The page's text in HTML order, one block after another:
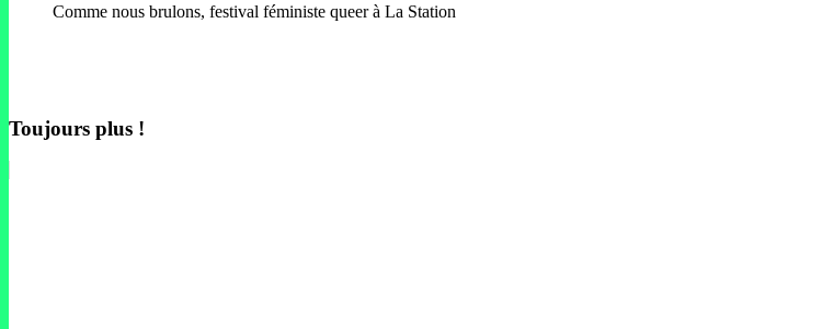
Comme nous brulons, festival féministe queer à La Station
Toujours plus !